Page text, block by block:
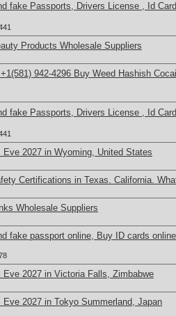
fake Passports, Drivers License , Id
Products Wholesale Suppliers
942-4296 Buy Weed Hashish
fake Passports, Drivers License , Id
Eve 2027 in Wyoming, United States
Certifications in Texas. California.
Wholesale Suppliers
fake passport online, Buy ID cards
Eve 2027 in Victoria Falls, Zimbabwe
Eve 2027 in Tokyo Summerland, Japan